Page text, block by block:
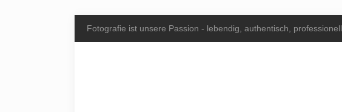
Fotografie ist unsere Passion - lebendig, authentisch, professionell